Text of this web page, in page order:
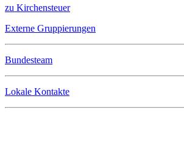
zu Kirchensteuer
Externe Gruppierungen
Bundesteam
Lokale Kontakte